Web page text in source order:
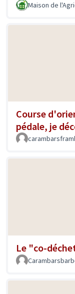
Maison de
Course
pédale, je
Le "co-